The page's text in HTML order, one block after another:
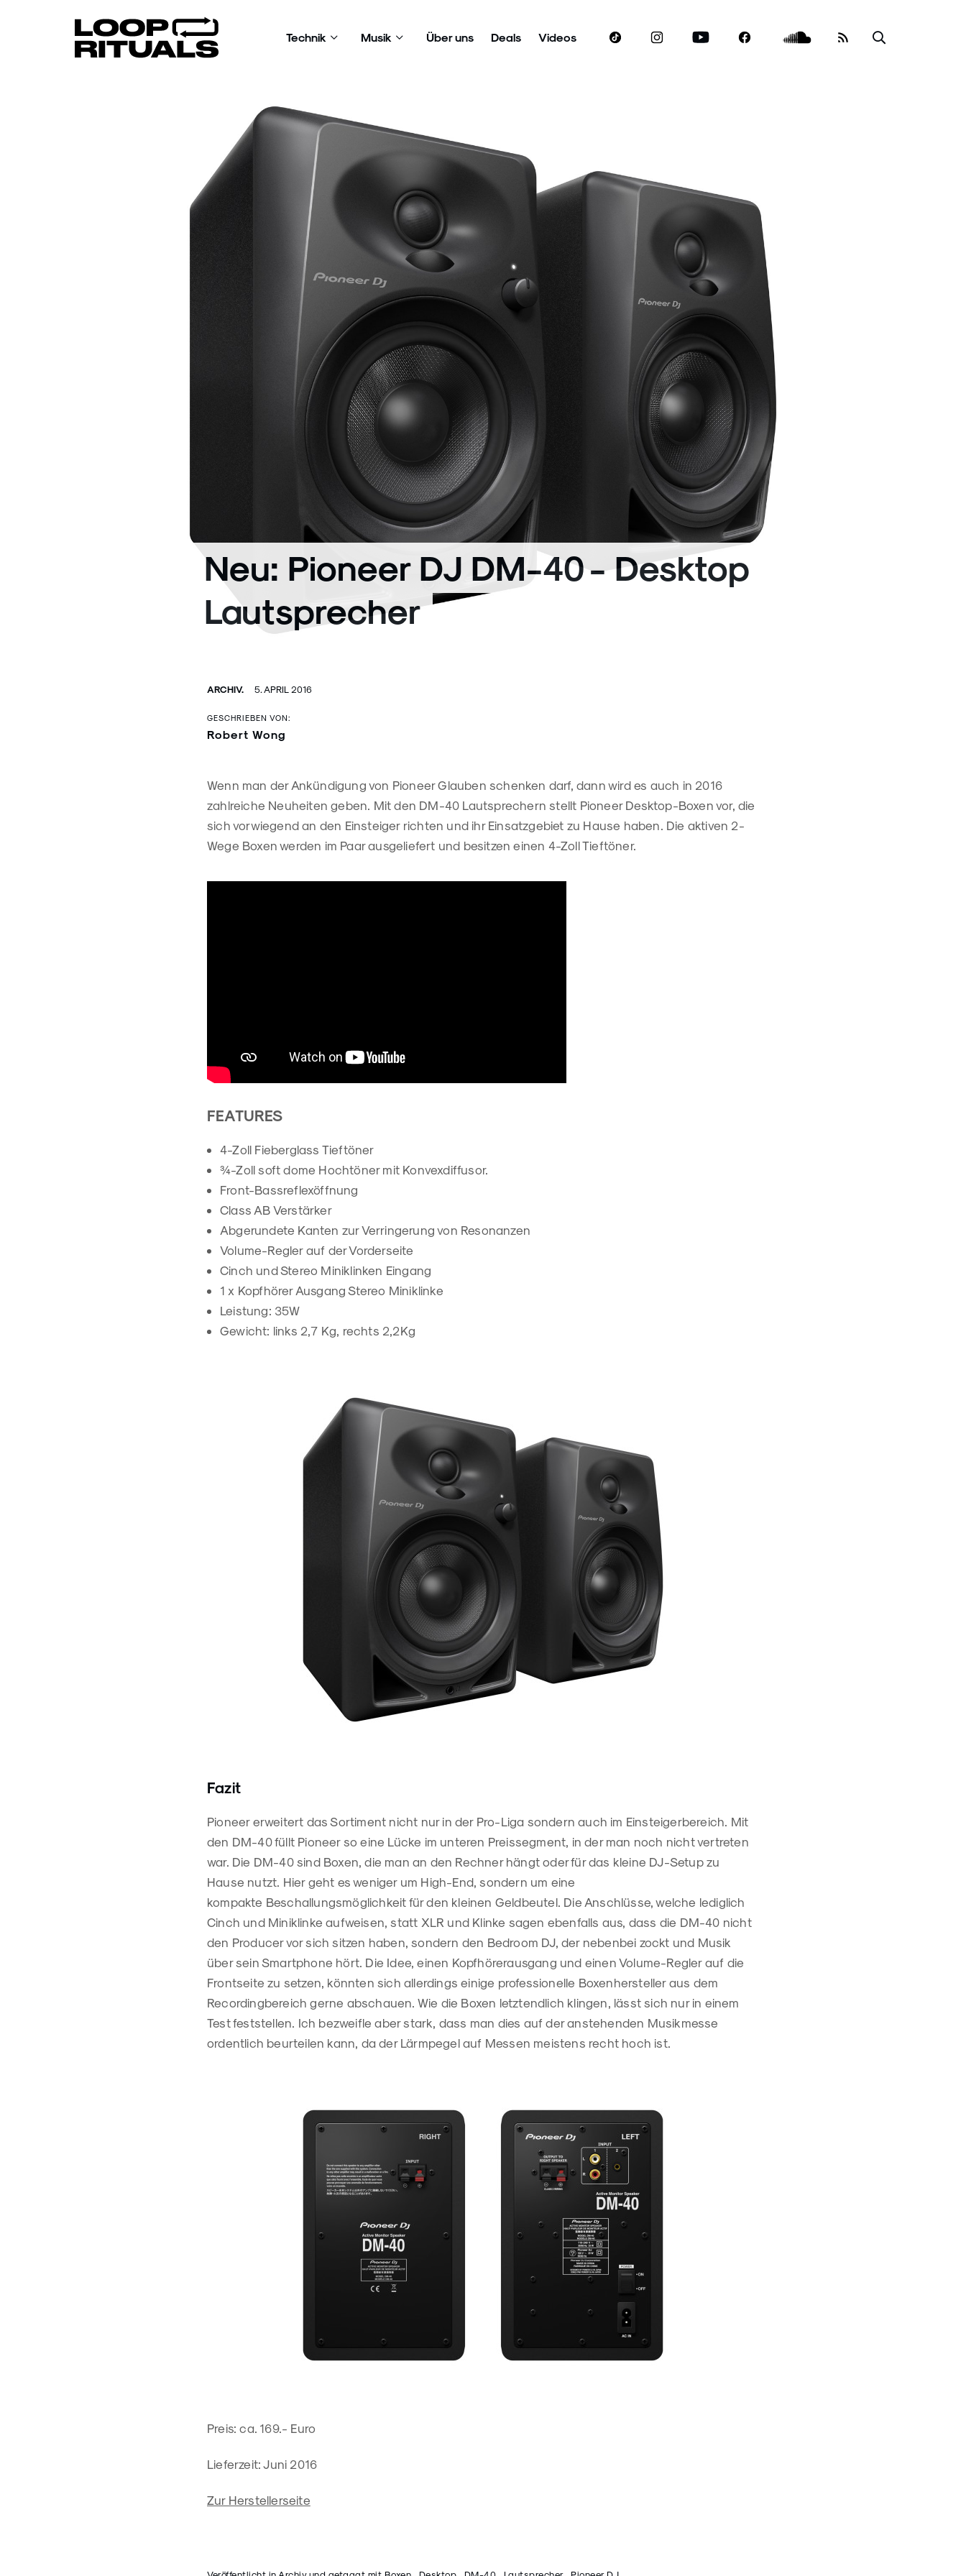
Technik Musik Über uns Deals Videos
Neu: Pioneer DJ DM-40 - Desktop
Lautsprecher
ARCHIV. 5. APRIL 2016
GESCHRIEBEN VON:
Robert Wong
Wenn man der Ankündigung von Pioneer Glauben schenken darf, dann wird es auch in 2016
zahlreiche Neuheiten geben. Mit den DM-40 Lautsprechern stellt Pioneer Desktop-Boxen vor, die
sich vorwiegend an den Einsteiger richten und ihr Einsatzgebiet zu Hause haben. Die aktiven 2-
Wege Boxen werden im Paar ausgeliefert und besitzen einen 4-Zoll Tieftöner.
FEATURES
4-Zoll Fieberglass Tieftöner
¾-Zoll soft dome Hochtöner mit Konvexdiffusor.
Front-Bassreflexöffnung
Class AB Verstärker
Abgerundete Kanten zur Verringerung von Resonanzen
Volume-Regler auf der Vorderseite
Cinch und Stereo Miniklinken Eingang
1 x Kopfhörer Ausgang Stereo Miniklinke
Leistung: 35W
Gewicht: links 2,7 Kg, rechts 2,2Kg
Fazit
Pioneer erweitert das Sortiment nicht nur in der Pro-Liga sondern auch im Einsteigerbereich. Mit
den DM-40 füllt Pioneer so eine Lücke im unteren Preissegment, in der man noch nicht vertreten
war. Die DM-40 sind Boxen, die man an den Rechner hängt oder für das kleine DJ-Setup zu
Hause nutzt. Hier geht es weniger um High-End, sondern um eine
kompakte Beschallungsmöglichkeit für den kleinen Geldbeutel. Die Anschlüsse, welche lediglich
Cinch und Miniklinke aufweisen, statt XLR und Klinke sagen ebenfalls aus, dass die DM-40 nicht
den Producer vor sich sitzen haben, sondern den Bedroom DJ, der nebenbei zockt und Musik
über sein Smartphone hört. Die Idee, einen Kopfhörerausgang und einen Volume-Regler auf die
Frontseite zu setzen, könnten sich allerdings einige professionelle Boxenhersteller aus dem
Recordingbereich gerne abschauen. Wie die Boxen letztendlich klingen, lässt sich nur in einem
Test feststellen. Ich bezweifle aber stark, dass man dies auf der anstehenden Musikmesse
ordentlich beurteilen kann, da der Lärmpegel auf Messen meistens recht hoch ist.
Preis: ca. 169.- Euro
Lieferzeit: Juni 2016
Zur Herstellerseite